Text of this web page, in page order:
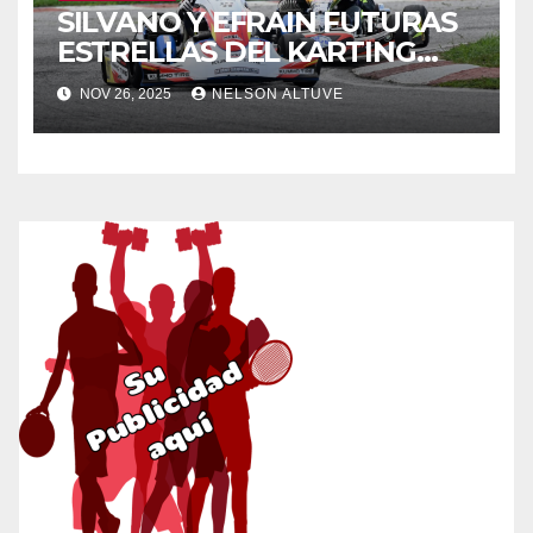
SILVANO Y EFRAIN FUTURAS
ESTRELLAS DEL KARTING
NACIONAL
NOV 26, 2025 NELSON ALTUVE